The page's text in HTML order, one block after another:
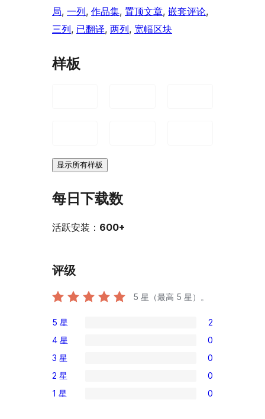
局, 一列, 作品集, 置顶文章, 嵌套评论
三列, 已翻译, 两列, 宽幅区块
样板
显示所有样板
每日下载数
活跃安装： 600+
评级
5 星（最高 5 星）。
条
5
星
评
5 星 2
条
4
星
4 星 0
条
3
3 星 0
条
2 星 0
1 星 0